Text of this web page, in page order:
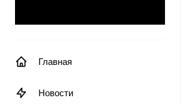
Главная
Новости